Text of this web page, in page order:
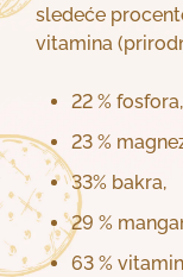
sledeće
vitamina
22 % fosfora,
23 %
33% bakra,
29 %
63 %